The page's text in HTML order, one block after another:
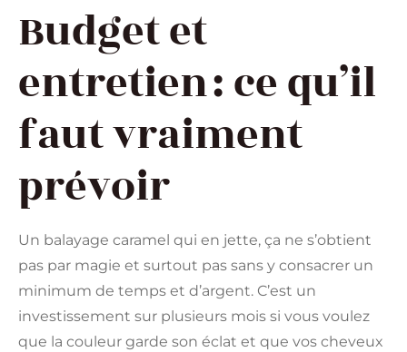
Budget et
entretien : ce qu’il
faut vraiment
prévoir
Un balayage caramel qui en jette, ça ne s’obtient
pas par magie et surtout pas sans y consacrer un
minimum de temps et d’argent. C’est un
investissement sur plusieurs mois si vous voulez
que la couleur garde son éclat et que vos cheveux